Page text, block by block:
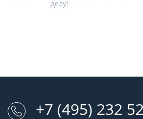
делу!
+7 (495) 232